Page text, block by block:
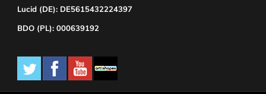
Lucid (DE): DE5615432224397
BDO (PL): 000639192